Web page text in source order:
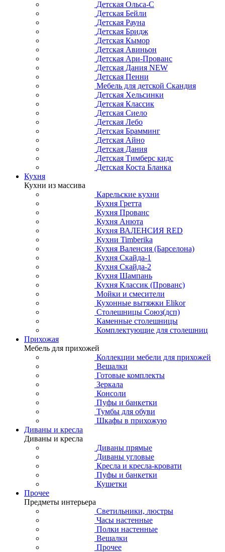
Детская Ольса-С
Детская Бейли
Детская Рауна
Детская Бридж
Детская Кымор
Детская Авиньон
Детская Ари-Прованс
Детская Дания NEW
Детская Пенни
Мебель для детской Скандия
Детская Хельсинки
Детская Классик
Детская Сиело
Детская Лебо
Детская Брамминг
Детская Айно
Детская Дания
Детская Тимберс кидс
Детская Коста Бланка
Кухня
Кухни из массива
Карельские кухни
Кухня Гретта
Кухня Прованс
Кухня Анюта
Кухня ВАЛЕНСИЯ RED
Кухни Timberika
Кухня Валенсия (Барселона)
Кухня Скайда-1
Кухня Скайда-2
Кухня Шампань
Кухня Классик (Прованс)
Мойки и смесители
Кухонные вытяжки Elikor
Столешницы Союз(дсп)
Каменные столешницы
Комплектующие для столешниц
Прихожая
Мебель для прихожей
Коллекции мебели для прихожей
Вешалки
Готовые комплекты
Зеркала
Консоли
Пуфы и банкетки
Тумбы для обуви
Шкафы в прихожую
Диваны и кресла
Диваны и кресла
Диваны прямые
Диваны угловые
Кресла и кресла-кровати
Пуфы и банкетки
Кушетки
Прочее
Предметы интерьера
Светильники, люстры
Часы настенные
Полки настенные
Вешалки
Прочее